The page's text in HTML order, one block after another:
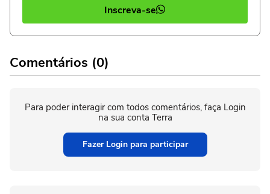
Inscreva-se
Comentários (0)
Para poder interagir com todos comentários, faça Login
na sua conta Terra
Fazer Login para participar